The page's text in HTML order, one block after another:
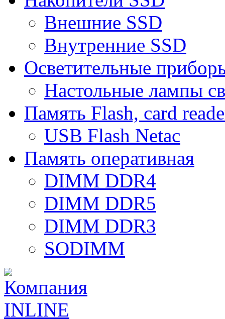
Внешние SSD
Внутренние SSD
Осветительные
Настольные лампы
Память Flash, card
USB Flash Netac
Память оперативная
DIMM DDR4
DIMM DDR5
DIMM DDR3
SODIMM